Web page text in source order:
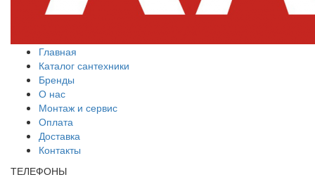
Главная
Каталог сантехники
Бренды
О нас
Монтаж и сервис
Оплата
Доставка
Контакты
ТЕЛЕФОНЫ